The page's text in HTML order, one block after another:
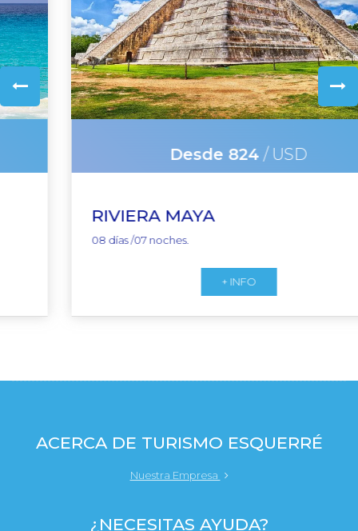
Desde 824/ USD
RIVIERA MAYA
08 días /07 noches.
ACERCA DE TURISMO ESQUERRÉ
Nuestra Empresa
¿NECESITAS AYUDA?